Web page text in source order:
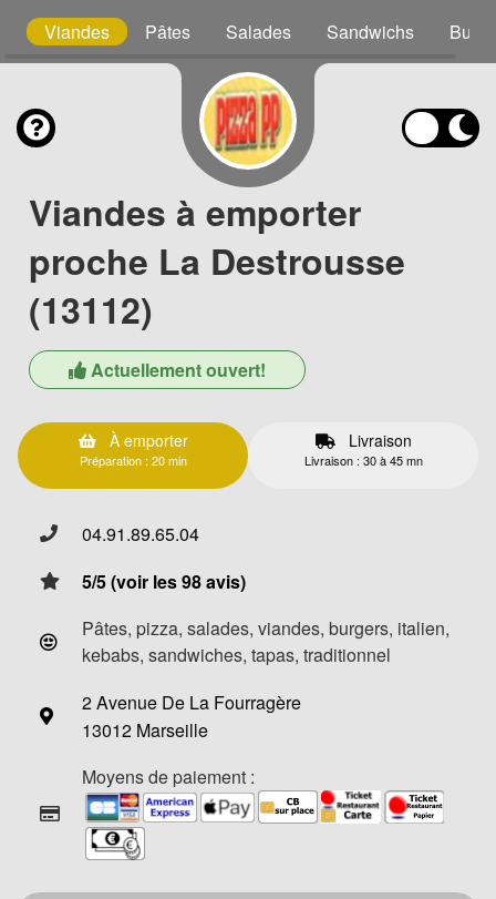
Viandes Pâtes Salades Sandwichs
Viandes à emporter
proche La Destrousse
(13112)
Actuellement ouvert!
À emporter
Préparation : 20 min
Livraison
Livraison : 30 à 45 mn
04.91.89.65.04
5/5 (voir les 98 avis)
Pâtes, pizza, salades, viandes, burgers, italien,
kebabs, sandwiches, tapas, traditionnel
2 Avenue De La Fourragère
13012 Marseille
Moyens de paiement :